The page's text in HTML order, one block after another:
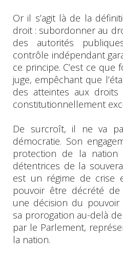
Or il s’agit là de la
droit : subordonner au
des autorités
contrôle indépendant
ce principe. C’est ce
juge, empêchant que
des atteintes aux
constitutionnellement
De surcroît, il ne va
démocratie. Son
protection de la
détentrices de la
est un régime de crise
pouvoir être décrété
une décision du pouvoir
sa prorogation au-delà
par le Parlement,
la nation.